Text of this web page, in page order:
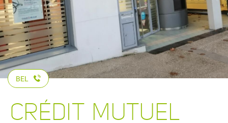
BEL
CRÉDIT MUTUEL